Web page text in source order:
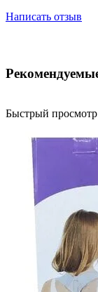
Написать отзыв
Быстрый просмотр